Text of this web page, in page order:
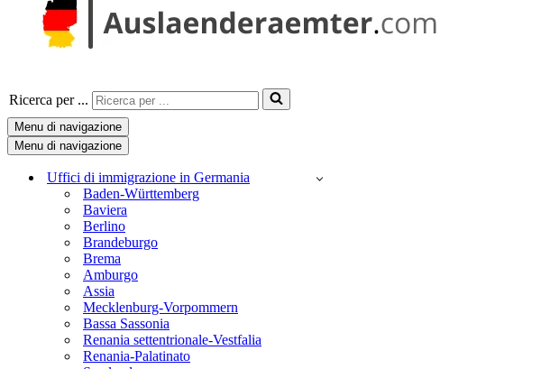
Ricerca per ...
Menu di navigazione
Menu di navigazione
Uffici di immigrazione in Germania
Baden-Württemberg
Baviera
Berlino
Brandeburgo
Brema
Amburgo
Assia
Mecklenburg-Vorpommern
Bassa Sassonia
Renania settentrionale-Vestfalia
Renania-Palatinato